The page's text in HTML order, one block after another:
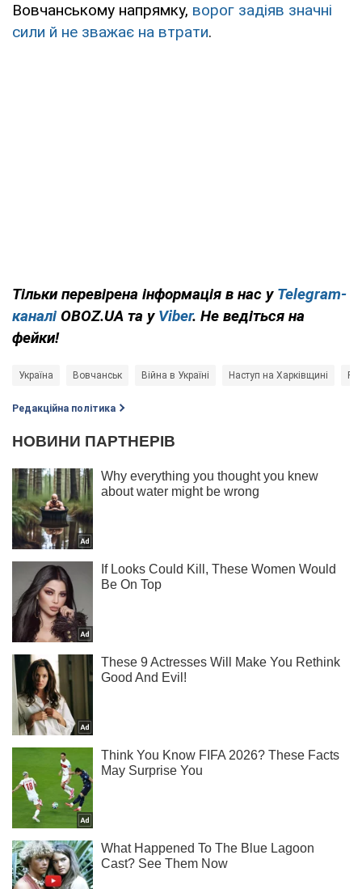
Вовчанському напрямку, ворог задіяв значні
сили й не зважає на втрати.
Тільки перевірена інформація в нас у Telegram-
каналі OBOZ.UA та у Viber. Не ведіться на
фейки!
Україна Вовчанськ Війна в Україні Наступ на Харківщині
Редакційна політика